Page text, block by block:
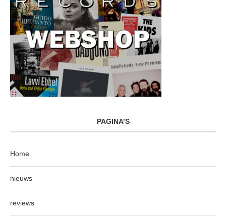
PAGINA’S
Home
nieuws
reviews